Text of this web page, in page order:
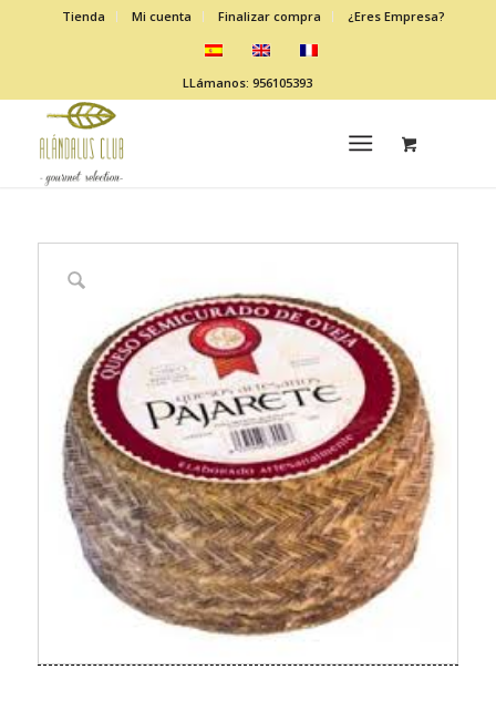
Tienda Mi cuenta Finalizar compra ¿Eres Empresa?
LLámanos: 956105393